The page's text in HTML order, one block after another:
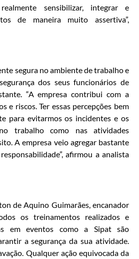
sensibilizar, integrar e
de maneira muito assertiva”,
segura no ambiente de trabalho e
dos seus funcionários de
“A empresa contribui com a
e riscos. Ter essas percepções bem
para evitarmos os incidentes e os
trabalho como nas atividades
A empresa veio agregar bastante
afirmou a analista
de Aquino Guimarães, encanador
os treinamentos realizados e
em eventos como a Sipat são
a segurança da sua atividade.
Qualquer ação equivocada da